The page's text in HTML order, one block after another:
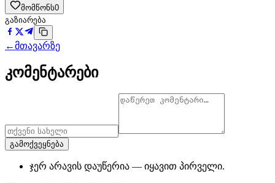
მომწონს0
გაზიარება
←მთავარზე
კომენტარები
გამოქვეყნება
ჯერ არავის დაუწერია — იყავით პირველი.